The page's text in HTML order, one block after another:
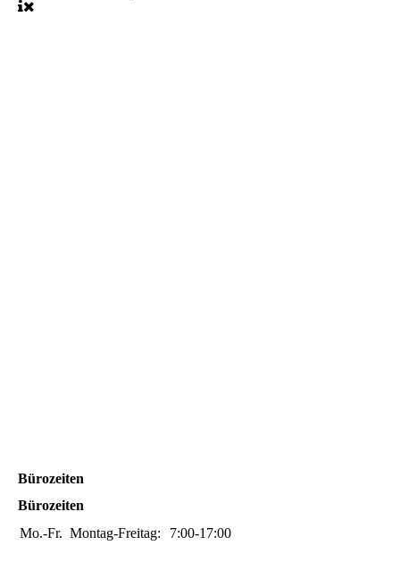
Bürozeiten
Bürozeiten
Mo.-Fr. Montag-Freitag: 7:00-17:00